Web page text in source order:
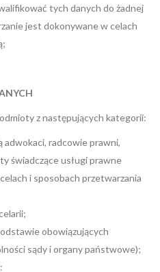
tych danych do żadnej
jest dokonywane w celach
z następujących kategorii:
adwokaci, radcowie prawni,
świadczące usługi prawne
i sposobach przetwarzania
obowiązujących
sądy i organy państwowe);